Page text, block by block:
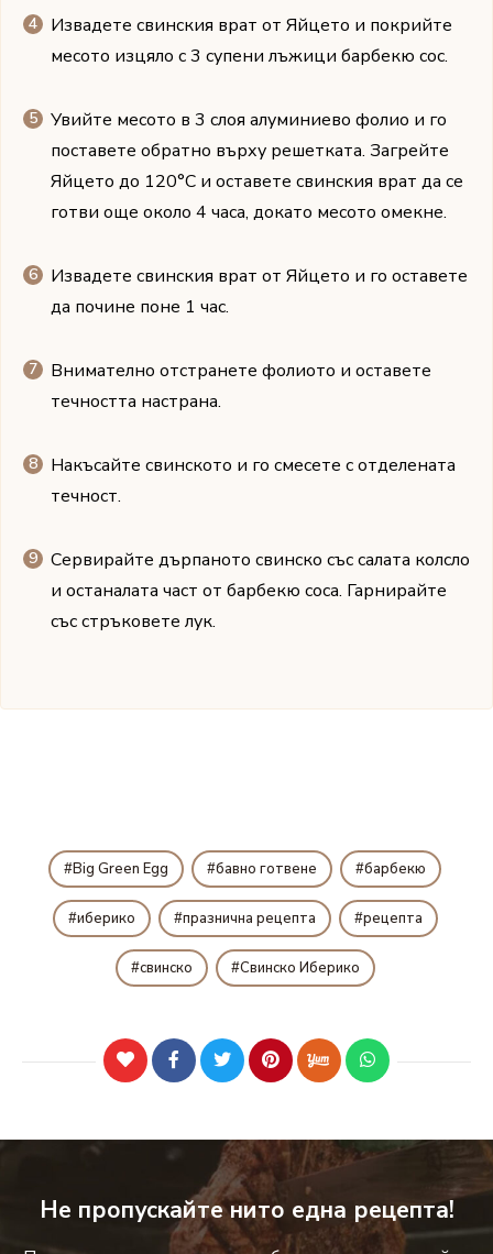
Извадете свинския врат от Яйцето и покрийте
месото изцяло с 3 супени лъжици барбекю сос.
Увийте месото в 3 слоя алуминиево фолио и го
поставете обратно върху решетката. Загрейте
Яйцето до 120°C и оставете свинския врат да се
готви още около 4 часа, докато месото омекне.
Извадете свинския врат от Яйцето и го оставете
да почине поне 1 час.
Внимателно отстранете фолиото и оставете
течността настрана.
Накъсайте свинското и го смесете с отделената
течност.
Сервирайте дърпаното свинско със салата колсло
и останалата част от барбекю соса. Гарнирайте
със стръковете лук.
Big Green Egg бавно готвене барбекю
иберико празнична рецепта рецепта
свинско Свинско Иберико
Не пропускайте нито една рецепта!